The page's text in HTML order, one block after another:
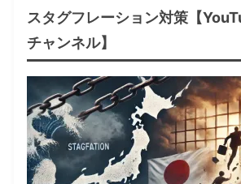
スタグフレーション対策【
チャンネル】